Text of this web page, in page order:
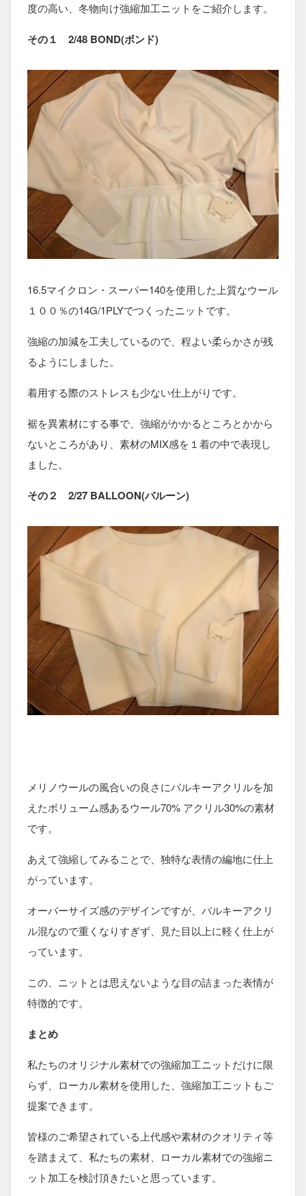
度の高い、冬物向け強縮加工ニットをご紹介します。
その１ 2/48 BOND(ボンド)
16.5マイクロン・スーパー140を使用した上質なウール
１００％の14G/1PLYでつくったニットです。
強縮の加減を工夫しているので、程よい柔らかさが残
るようにしました。
着用する際のストレスも少ない仕上がりです。
裾を異素材にする事で、強縮がかかるところとかから
ないところがあり、素材のMIX感を１着の中で表現し
ました。
その２ 2/27 BALLOON(バルーン)
メリノウールの風合いの良さにバルキーアクリルを加
えたボリューム感あるウール70% アクリル30%の素材
です。
あえて強縮してみることで、独特な表情の編地に仕上
がっています。
オーバーサイズ感のデザインですが、バルキーアクリ
ル混なので重くなりすぎず、見た目以上に軽く仕上が
っています。
この、ニットとは思えないような目の詰まった表情が
特徴的です。
まとめ
私たちのオリジナル素材での強縮加工ニットだけに限
らず、ローカル素材を使用した、強縮加工ニットもご
提案できます。
皆様のご希望されている上代感や素材のクオリティ等
を踏まえて、私たちの素材、ローカル素材での強縮ニ
ット加工を検討頂きたいと思っています。